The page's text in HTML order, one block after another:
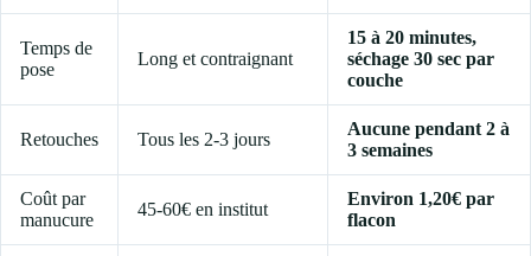
Temps de
pose
Long et contraignant
15 à 20 minutes,
séchage 30 sec par
couche
Retouches Tous les 2-3 jours
Aucune pendant 2 à
3 semaines
Coût par
manucure
45-60€ en institut
Environ 1,20€ par
flacon